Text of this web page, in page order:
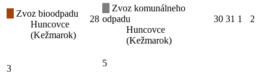
Zvoz bioodpadu
Huncovce
(Kežmarok)
28
Zvoz komunálneho
odpadu
Huncovce
(Kežmarok)
30 31 1 2
3
5